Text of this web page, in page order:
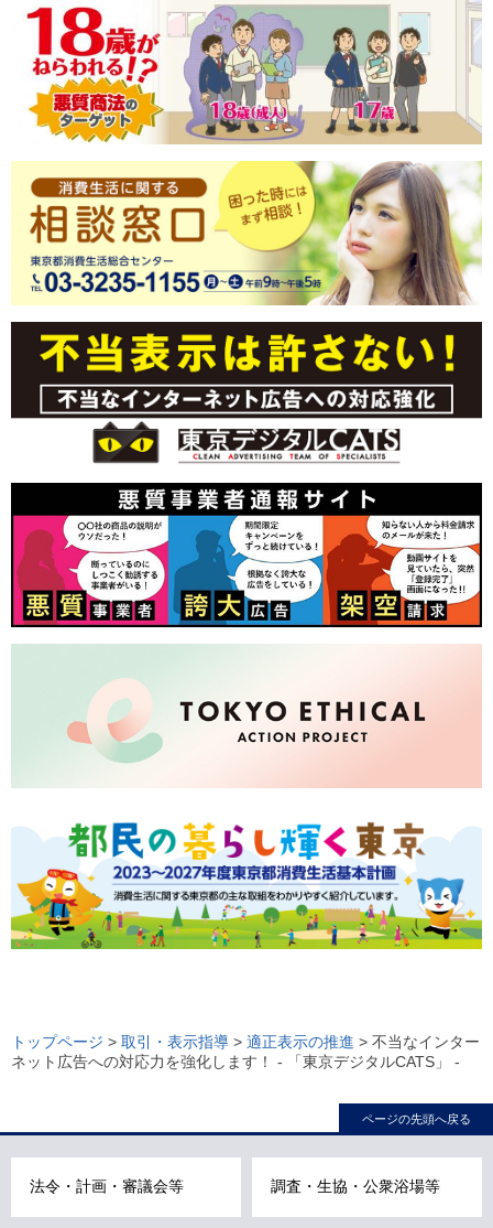
ー
カ
トップページ > 取引・表示指導 > 適正表示の推進 > 不当なインター
ネット広告への対応力を強化します！ - 「東京デジタルCATS」 -
ページの先頭へ戻る
法令・計画・審議会等 調査・生協・公衆浴場等